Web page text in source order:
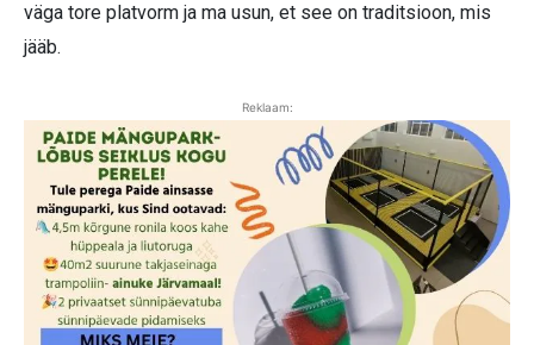
väga tore platvorm ja ma usun, et see on traditsioon, mis
jääb.
Reklaam: